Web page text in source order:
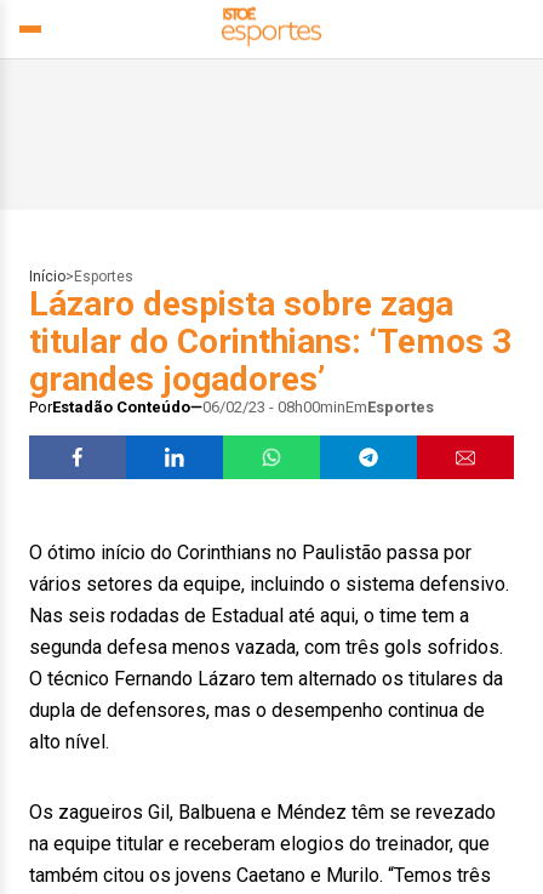
Início> Esportes
Lázaro despista sobre zaga
titular do Corinthians: ‘Temos 3
grandes jogadores’
PorEstadão Conteúdo 06/02/23 - 08h00minEmEsportes
O ótimo início do Corinthians no Paulistão passa por
vários setores da equipe, incluindo o sistema defensivo.
Nas seis rodadas de Estadual até aqui, o time tem a
segunda defesa menos vazada, com três gols sofridos.
O técnico Fernando Lázaro tem alternado os titulares da
dupla de defensores, mas o desempenho continua de
alto nível.
Os zagueiros Gil, Balbuena e Méndez têm se revezado
na equipe titular e receberam elogios do treinador, que
também citou os jovens Caetano e Murilo. “Temos três